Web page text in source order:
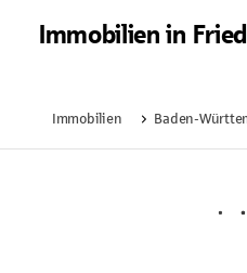
Immobilien in
Immobilien Baden-